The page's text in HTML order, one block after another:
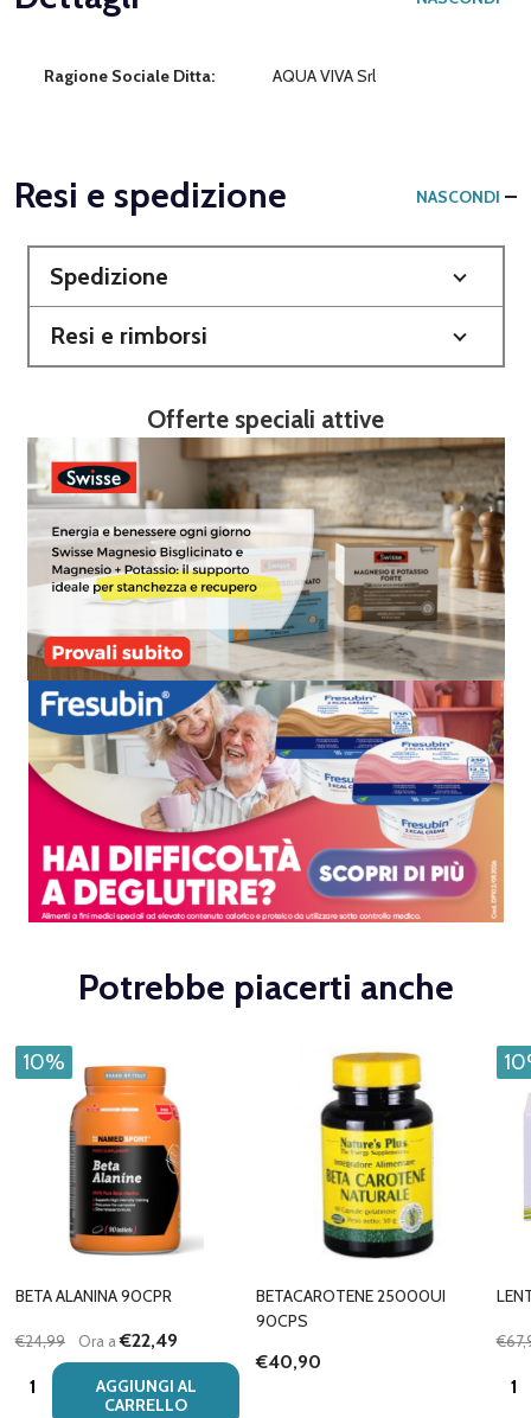
Ragione Sociale Ditta: AQUA VIVA Srl
Resi e spedizione NASCONDI
Spedizione
Resi e rimborsi
Offerte speciali attive
Potrebbe piacerti anche
10%
BETA ALANINA 90CPR
€24,99 Ora a€22,49
Quantità:
AGGIUNGI AL
CARRELLO
BETACAROTENE 25000UI
90CPS
€40,90